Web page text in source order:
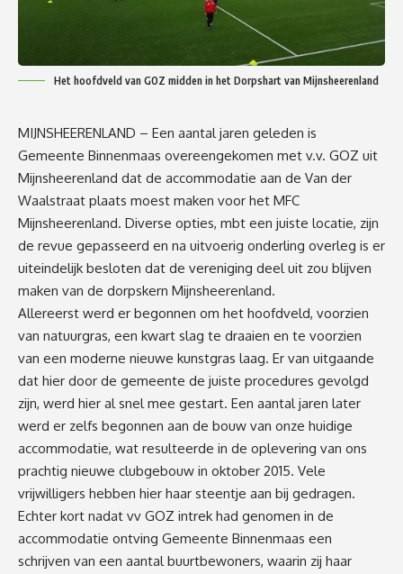
Het hoofdveld van GOZ midden in het Dorpshart van Mijnsheerenland
MIJNSHEERENLAND – Een aantal jaren geleden is
Gemeente Binnenmaas overeengekomen met v.v. GOZ uit
Mijnsheerenland dat de accommodatie aan de Van der
Waalstraat plaats moest maken voor het MFC
Mijnsheerenland. Diverse opties, mbt een juiste locatie, zijn
de revue gepasseerd en na uitvoerig onderling overleg is er
uiteindelijk besloten dat de vereniging deel uit zou blijven
maken van de dorpskern Mijnsheerenland.
Allereerst werd er begonnen om het hoofdveld, voorzien
van natuurgras, een kwart slag te draaien en te voorzien
van een moderne nieuwe kunstgras laag. Er van uitgaande
dat hier door de gemeente de juiste procedures gevolgd
zijn, werd hier al snel mee gestart. Een aantal jaren later
werd er zelfs begonnen aan de bouw van onze huidige
accommodatie, wat resulteerde in de oplevering van ons
prachtig nieuwe clubgebouw in oktober 2015. Vele
vrijwilligers hebben hier haar steentje aan bij gedragen.
Echter kort nadat vv GOZ intrek had genomen in de
accommodatie ontving Gemeente Binnenmaas een
schrijven van een aantal buurtbewoners, waarin zij haar